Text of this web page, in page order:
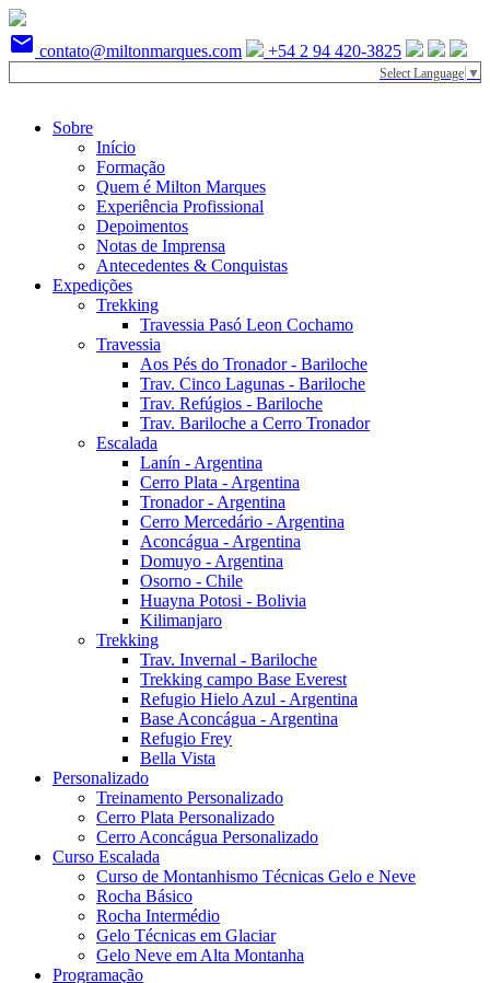
mail contato@miltonmarques.com +54 2 94 420-3825
Select Language ▼
Sobre
Início
Formação
Quem é Milton Marques
Experiência Profissional
Depoimentos
Notas de Imprensa
Antecedentes & Conquistas
Expedições
Trekking
Travessia Pasó Leon Cochamo
Travessia
Aos Pés do Tronador - Bariloche
Trav. Cinco Lagunas - Bariloche
Trav. Refúgios - Bariloche
Trav. Bariloche a Cerro Tronador
Escalada
Lanín - Argentina
Cerro Plata - Argentina
Tronador - Argentina
Cerro Mercedário - Argentina
Aconcágua - Argentina
Domuyo - Argentina
Osorno - Chile
Huayna Potosi - Bolivia
Kilimanjaro
Trekking
Trav. Invernal - Bariloche
Trekking campo Base Everest
Refugio Hielo Azul - Argentina
Base Aconcágua - Argentina
Refugio Frey
Bella Vista
Personalizado
Treinamento Personalizado
Cerro Plata Personalizado
Cerro Aconcágua Personalizado
Curso Escalada
Curso de Montanhismo Técnicas Gelo e Neve
Rocha Básico
Rocha Intermédio
Gelo Técnicas em Glaciar
Gelo Neve em Alta Montanha
Programação